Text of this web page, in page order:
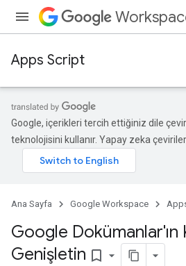
Apps Script
Google, içerikleri tercih ettiğiniz dile
teknolojisini kullanır. Yapay zeka
Ana Sayfa Google Workspace
Google Dokümanlar'ın
Genişletin bookmark_border